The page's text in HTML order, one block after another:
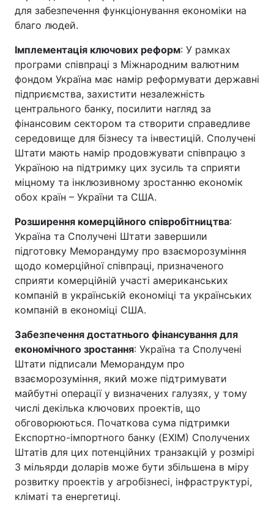
для забезпечення функціонування економіки на
благо людей.
Імплементація ключових реформ: У рамках
програми співпраці з Міжнародним валютним
фондом Україна має намір реформувати державні
підприємства, захистити незалежність
центрального банку, посилити нагляд за
фінансовим сектором та створити справедливе
середовище для бізнесу та інвестицій. Сполучені
Штати мають намір продовжувати співпрацю з
Україною на підтримку цих зусиль та сприяти
міцному та інклюзивному зростанню економік
обох країн – України та США.
Розширення комерційного співробітництва:
Україна та Сполучені Штати завершили
підготовку Меморандуму про взаєморозуміння
щодо комерційної співпраці, призначеного
сприяти комерційній участі американських
компаній в українській економіці та українських
компаній в економіці США.
Забезпечення достатнього фінансування для
економічного зростання: Україна та Сполучені
Штати підписали Меморандум про
взаєморозуміння, який може підтримувати
майбутні операції у визначених галузях, у тому
числі декілька ключових проектів, що
обговорюються. Початкова сума підтримки
Експортно-імпортного банку (EXIM) Сполучених
Штатів для цих потенційних транзакцій у розмірі
3 мільярди доларів може бути збільшена в міру
розвитку проектів у агробізнесі, інфраструктурі,
кліматі та енергетиці.